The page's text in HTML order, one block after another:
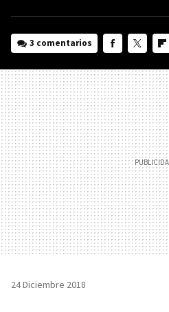
3 comentarios
24 Diciembre 2018